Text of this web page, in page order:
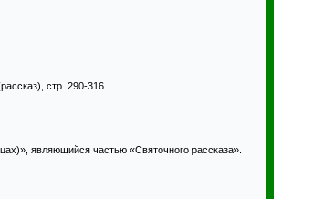
стр. 290-316
являющийся частью «Святочного рассказа».